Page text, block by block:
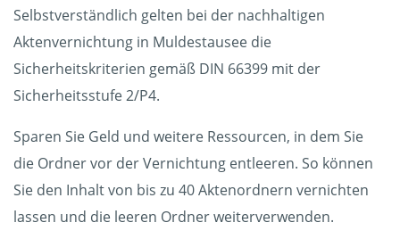
Selbstverständlich gelten bei der nachhaltigen
Aktenvernichtung in Muldestausee die
Sicherheitskriterien gemäß DIN 66399 mit der
Sicherheitsstufe 2/P4.
Sparen Sie Geld und weitere Ressourcen, in dem Sie
die Ordner vor der Vernichtung entleeren. So können
Sie den Inhalt von bis zu 40 Aktenordnern vernichten
lassen und die leeren Ordner weiterverwenden.